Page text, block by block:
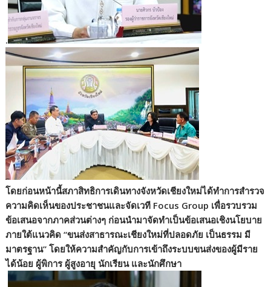
.
โดยก่อนหน้านี้สภาสิทธิการเดินทางจังหวัดเชียงใหม่ได้ทำการสำรวจ
ความคิดเห็นของประชาชนและจัดเวที Focus Group เพื่อรวบรวม
ข้อเสนอจากภาคส่วนต่างๆ ก่อนนำมาจัดทำเป็นข้อเสนอเชิงนโยบาย
ภายใต้แนวคิด “ขนส่งสาธารณะเชียงใหม่ที่ปลอดภัย เป็นธรรม มี
มาตรฐาน” โดยให้ความสำคัญกับการเข้าถึงระบบขนส่งของผู้มีราย
ได้น้อย ผู้พิการ ผู้สูงอายุ นักเรียน และนักศึกษา